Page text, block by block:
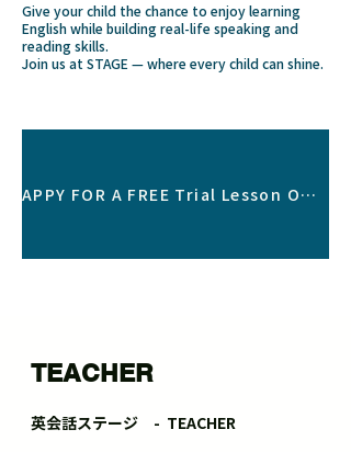
Give your child the chance to enjoy learning
English while building real-life speaking and
reading skills.
Join us at STAGE — where every child can shine.
APPY FOR A FREE Trial Lesson OR Consultation
TEACHER
​英会話ステージ - TEACHER